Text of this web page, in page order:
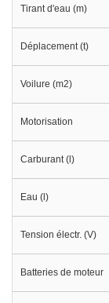
Tirant d'eau (m)
Déplacement (t)
Voilure (m2)
Motorisation
Carburant (l)
Eau (l)
Tension électr. (V)
Batteries de moteur